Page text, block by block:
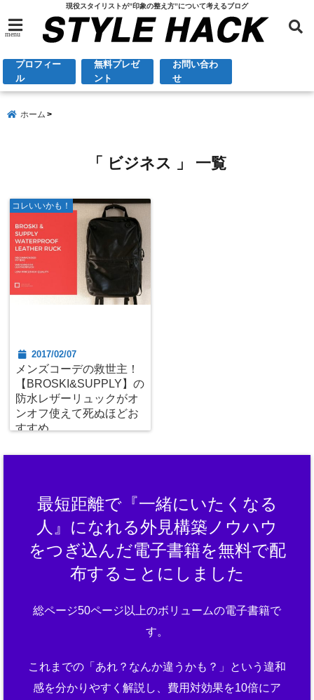
現役スタイリストが”印象の整え方”について考えるブログ
menu
プロフィー
ル
無料プレゼ
ント
お問い合わ
せ
ホーム
「 ビジネス 」 一覧
コレいいかも！
2017/02/07
メンズコーデの救世主！
【BROSKI&SUPPLY】の
防水レザーリュックがオ
ンオフ使えて死ぬほどお
すすめ
最短距離で『一緒にいたくなる
人』になれる外見構築ノウハウ
をつぎ込んだ電子書籍を無料で配
布することにしました
総ページ50ページ以上のボリュームの電子書籍で
す。
これまでの「あれ？なんか違うかも？」という違和
感を分かりやすく解説し、費用対効果を10倍にア